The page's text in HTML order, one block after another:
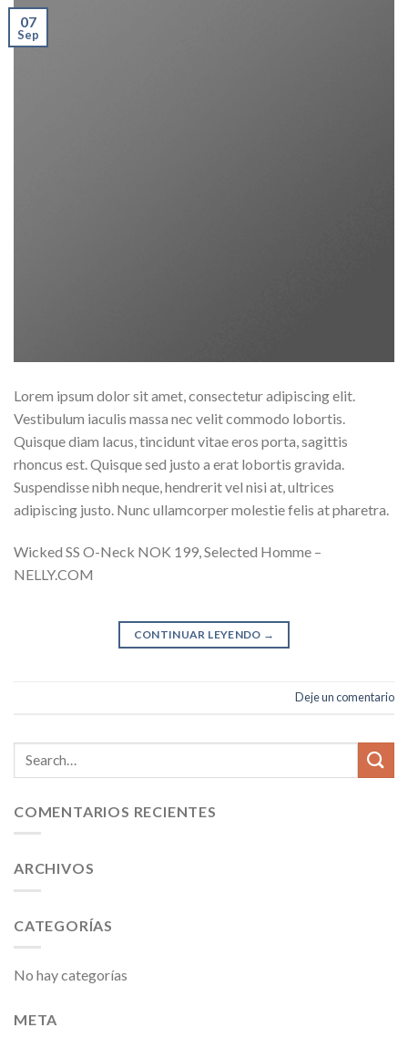
07
Sep
Lorem ipsum dolor sit amet, consectetur adipiscing elit.
Vestibulum iaculis massa nec velit commodo lobortis.
Quisque diam lacus, tincidunt vitae eros porta, sagittis
rhoncus est. Quisque sed justo a erat lobortis gravida.
Suspendisse nibh neque, hendrerit vel nisi at, ultrices
adipiscing justo. Nunc ullamcorper molestie felis at pharetra.
Wicked SS O-Neck NOK 199, Selected Homme –
NELLY.COM
CONTINUAR LEYENDO →
Deje un comentario
COMENTARIOS RECIENTES
ARCHIVOS
CATEGORÍAS
No hay categorías
META